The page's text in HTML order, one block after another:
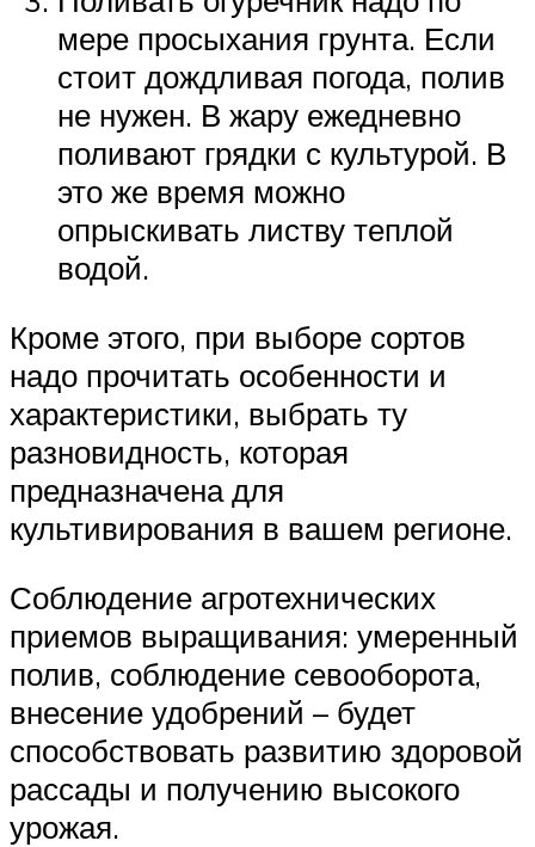
мере просыхания грунта. Если
стоит дождливая погода, полив
не нужен. В жару ежедневно
поливают грядки с культурой. В
это же время можно
опрыскивать листву теплой
водой.
Кроме этого, при выборе сортов
надо прочитать особенности и
характеристики, выбрать ту
разновидность, которая
предназначена для
культивирования в вашем регионе.
Соблюдение агротехнических
приемов выращивания: умеренный
полив, соблюдение севооборота,
внесение удобрений – будет
способствовать развитию здоровой
рассады и получению высокого
урожая.